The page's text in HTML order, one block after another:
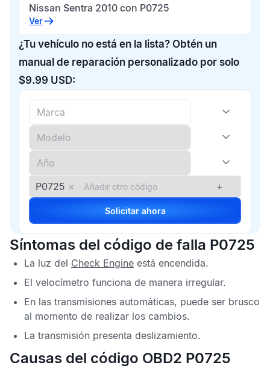
Nissan Sentra 2010 con P0725
Ver
¿Tu vehículo no está en la lista? Obtén un
manual de reparación personalizado por solo
$9.99 USD:
P0725 × +
Solicitar ahora
Síntomas del código de falla P0725
La luz del Check Engine está encendida.
El velocímetro funciona de manera irregular.
En las transmisiones automáticas, puede ser brusco
al momento de realizar los cambios.
La transmisión presenta deslizamiento.
Causas del código OBD2 P0725